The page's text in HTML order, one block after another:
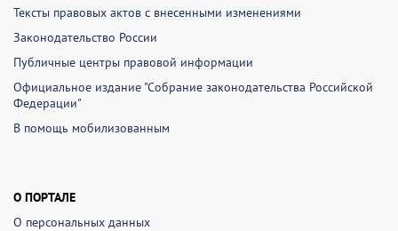
Тексты правовых актов с внесенными изменениями
Законодательство России
Публичные центры правовой информации
Официальное издание "Собрание законодательства Российской
Федерации"
В помощь мобилизованным
О ПОРТАЛЕ
О персональных данных